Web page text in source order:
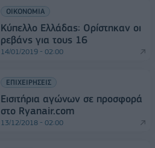
ΟΙΚΟΝΟΜΙΑ
Κύπελλο Ελλάδας: Ορίστηκαν οι
ρεβάνς για τους 16
14/01/2019 - 02:00
ΕΠΙΧΕΙΡΗΣΕΙΣ
Εισιτήρια αγώνων σε προσφορά
στο Ryanair.com
13/12/2018 - 02:00